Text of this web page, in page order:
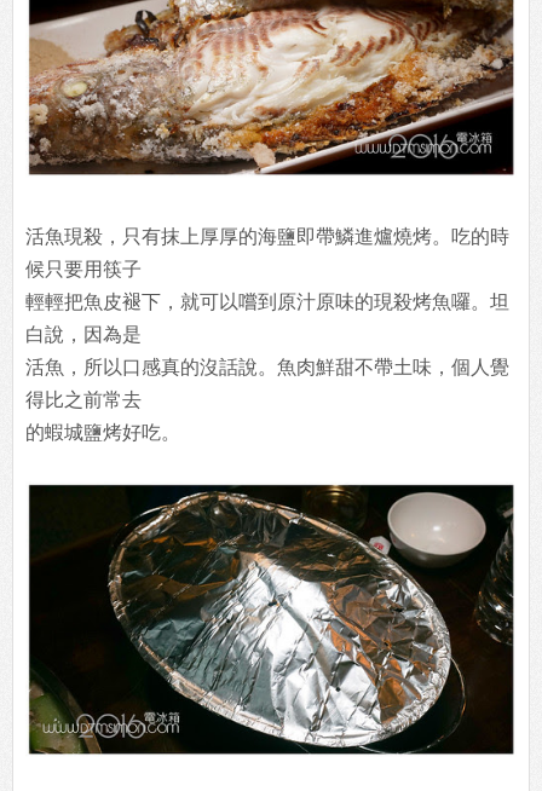
活魚現殺，只有抹上厚厚的海鹽即帶鱗進爐燒烤。吃的時
候只要用筷子
輕輕把魚皮褪下，就可以嚐到原汁原味的現殺烤魚囉。坦
白說，因為是
活魚，所以口感真的沒話說。魚肉鮮甜不帶土味，個人覺
得比之前常去
的蝦城鹽烤好吃。